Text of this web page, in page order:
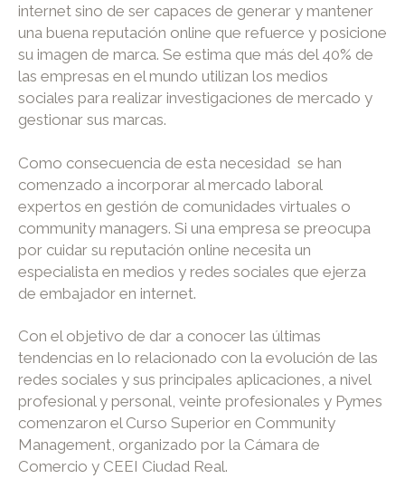
internet sino de ser capaces de generar y mantener
una buena reputación online que refuerce y posicione
su imagen de marca. Se estima que más del 40% de
las empresas en el mundo utilizan los medios
sociales para realizar investigaciones de mercado y
gestionar sus marcas.
Como consecuencia de esta necesidad se han
comenzado a incorporar al mercado laboral
expertos en gestión de comunidades virtuales o
community managers. Si una empresa se preocupa
por cuidar su reputación online necesita un
especialista en medios y redes sociales que ejerza
de embajador en internet.
Con el objetivo de dar a conocer las últimas
tendencias en lo relacionado con la evolución de las
redes sociales y sus principales aplicaciones, a nivel
profesional y personal, veinte profesionales y Pymes
comenzaron el Curso Superior en Community
Management, organizado por la Cámara de
Comercio y CEEI Ciudad Real.